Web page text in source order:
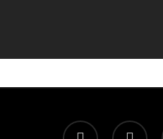
twitter facebook